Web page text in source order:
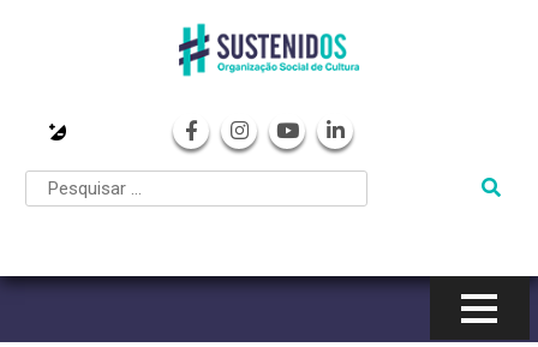
Pular
o